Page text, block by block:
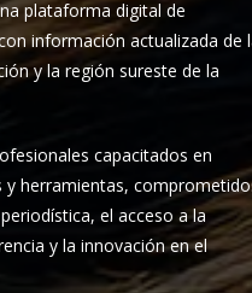
plataforma digital de
información actualizada de
y la región sureste de la
capacitados en
y herramientas,
el acceso a la
y la innovación en el